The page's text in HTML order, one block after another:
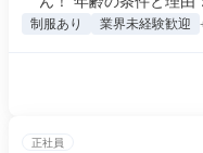
制服あり 業界未経験歓迎
正社員